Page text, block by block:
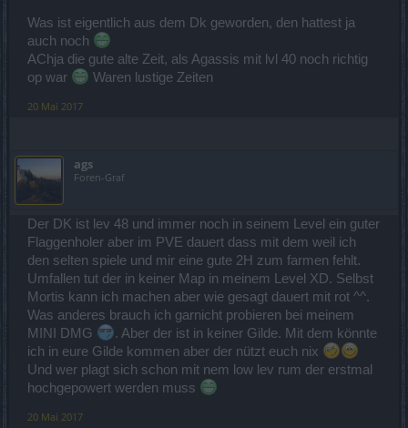
aber nicht zu spielen. Ich habe aber spass dabei gehabt den Char
aufzubauen und habe mich daher entschlossen diesen weiter zu
spielen. Ich musste mich zeitlich eben für einen entscheiden. Nur
ab und zu bin noch mit meinem Waldi unterwegs. Wenn überhaupt
vieleicht 1 mal im Monat.
Was ist eigentlich aus dem Dk geworden, den hattest ja
auch noch
AChja die gute alte Zeit, als Agassis mit lvl 40 noch richtig
op war
Waren lustige Zeiten
20 Mai 2017
ags
Foren-Graf
Der DK ist lev 48 und immer noch in seinem Level ein guter
Flaggenholer aber im PVE dauert dass mit dem weil ich
den selten spiele und mir eine gute 2H zum farmen fehlt.
Umfallen tut der in keiner Map in meinem Level XD. Selbst
Mortis kann ich machen aber wie gesagt dauert mit rot ^^.
Was anderes brauch ich garnicht probieren bei meinem
MINI DMG
. Aber der ist in keiner Gilde. Mit dem könnte
ich in eure Gilde kommen aber der nützt euch nix
Und wer plagt sich schon mit nem low lev rum der erstmal
hochgepowert werden muss
20 Mai 2017